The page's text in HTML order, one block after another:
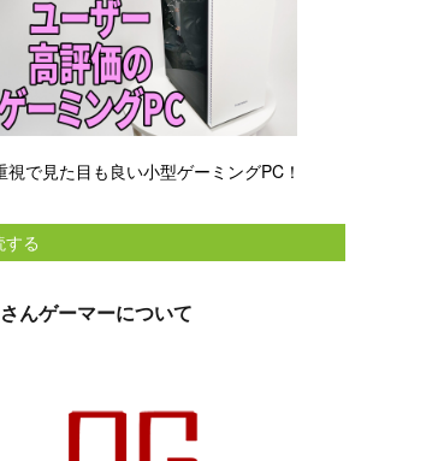
視で見た目も良い小型ゲーミングPC！
する
んゲーマーについて